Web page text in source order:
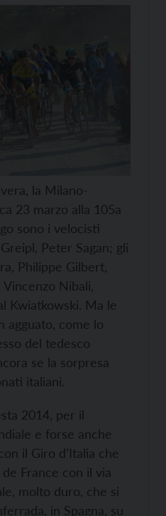
la Milano-
23 marzo alla 105a
sono i velocisti
Peter Sagan; gli
Philippe Gilbert,
Nibali,
Kwiatkowski. Ma le
agguato, come lo
del tedesco
se la sorpresa
italiani.
2014, per il
e forse anche
il Giro d’Italia che
France con il via
molto duro, che si
in Spagna, su